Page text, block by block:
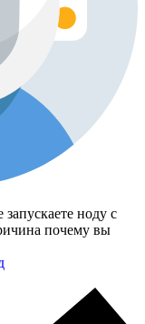
ноду с
почему вы